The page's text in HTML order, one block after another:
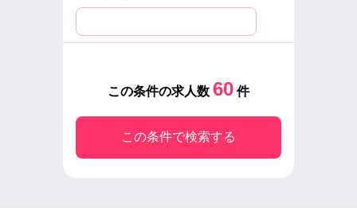
この条件の求人数 60 件
この条件で検索する